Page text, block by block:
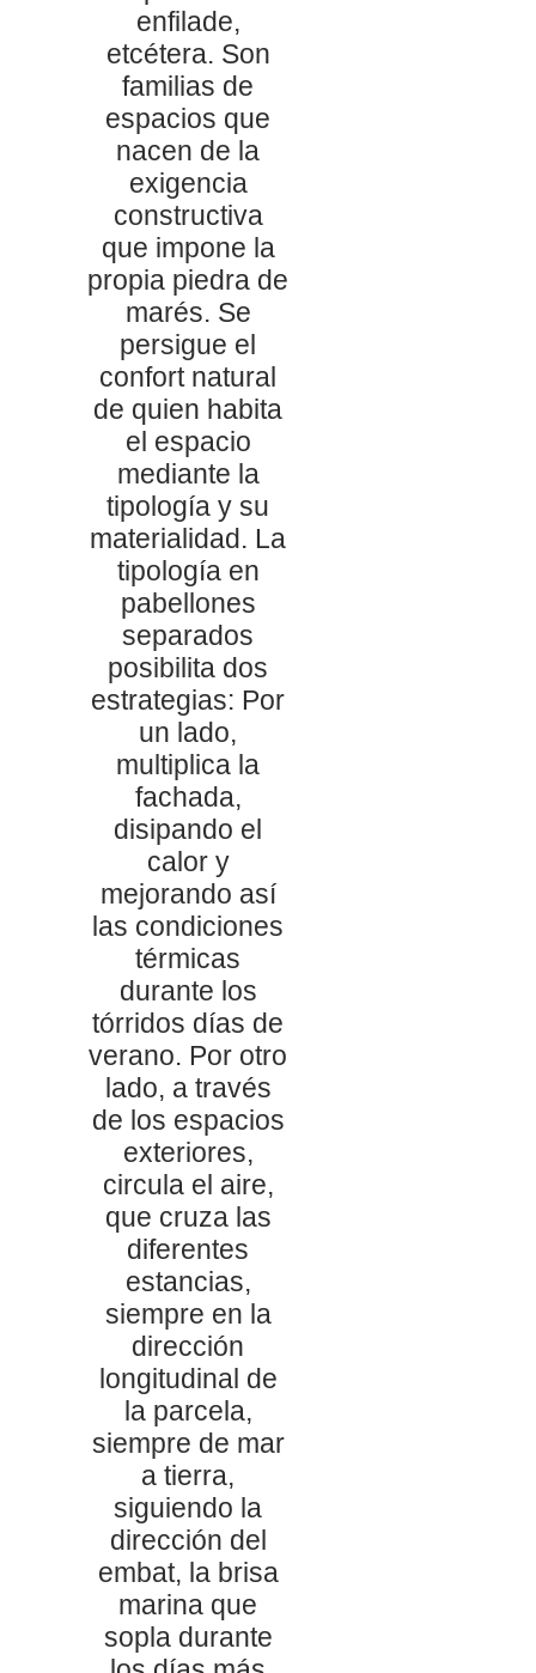
enfilade,
etcétera. Son
familias de
espacios que
nacen de la
exigencia
constructiva
que impone la
propia piedra de
marés. Se
persigue el
confort natural
de quien habita
el espacio
mediante la
tipología y su
materialidad. La
tipología en
pabellones
separados
posibilita dos
estrategias: Por
un lado,
multiplica la
fachada,
disipando el
calor y
mejorando así
las condiciones
térmicas
durante los
tórridos días de
verano. Por otro
lado, a través
de los espacios
exteriores,
circula el aire,
que cruza las
diferentes
estancias,
siempre en la
dirección
longitudinal de
la parcela,
siempre de mar
a tierra,
siguiendo la
dirección del
embat, la brisa
marina que
sopla durante